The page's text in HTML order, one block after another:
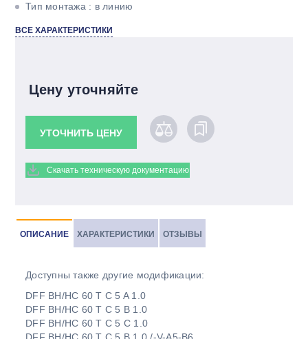
Тип монтажа : в линию
Тонкость фильтрации, мкм : 5
ВСЕ ХАРАКТЕРИСТИКИ
Цену уточняйте
УТОЧНИТЬ ЦЕНУ
Скачать техническую документацию
ОПИСАНИЕ ХАРАКТЕРИСТИКИ ОТЗЫВЫ
Доступны также другие модификации:
DFF BH/HC 60 T C 5 A 1.0
DFF BH/HC 60 T C 5 B 1.0
DFF BH/HC 60 T C 5 C 1.0